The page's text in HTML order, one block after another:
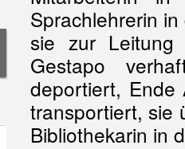
Sprachlehrerin
sie zur
Gestapo
deportiert, Ende
transportiert, sie
Bibliothekarin in